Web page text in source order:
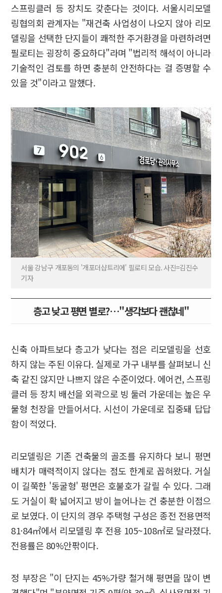
스프링클러 등 장치도 갖춘다는 것이다. 서울시리모델
링협의회 관계자는 "재건축 사업성이 나오지 않아 리모
델링을 선택한 단지들이 쾌적한 주거환경을 마련하려면
필로티는 굉장히 중요하다"라며 "법리적 해석이 아니라
기술적인 검토를 하면 충분히 안전하다는 걸 증명할 수
있을 것"이라고 말했다.
서울 강남구 개포동의 '개포더샵트리에' 필로티 모습. 사진=김진수
기자
층고 낮고 평면 별로?…"생각보다 괜찮네"
신축 아파트보다 층고가 낮다는 점은 리모델링을 선호
하지 않는 주된 이유다. 실제로 가구 내부를 살펴보니 신
축 같진 않지만 나쁘지 않은 수준이었다. 에어컨, 스프링
클러 등 장치 배선을 외곽으로 빙 둘러 가운데는 높은 우
물형 천장을 만들어서다. 시선이 가운데로 집중돼 답답
함이 적었다.
리모델링은 기존 건축물의 골조를 유지하다 보니 평면
배치가 매력적이지 않다는 점도 한계로 꼽혀왔다. 거실
이 길쭉한 '동굴형' 평면은 호불호가 갈릴 수 있다. 그래
도 거실이 확 넓어지고 방이 늘어나는 건 충분한 이점으
로 보였다. 이 단지의 경우 주택형 구성은 종전 전용면적
81·84㎡에서 리모델링 후 전용 105~108㎡로 달라졌다.
전용률은 80%안팎이다.
정 부장은 "이 단지는 45%가량 철거해 평면을 많이 변